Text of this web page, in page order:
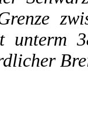
unterm